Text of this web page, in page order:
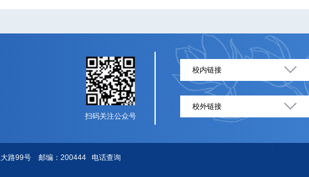
扫码关注公众号
校内链接
校外链接
大路99号 邮编：200444 电话查询